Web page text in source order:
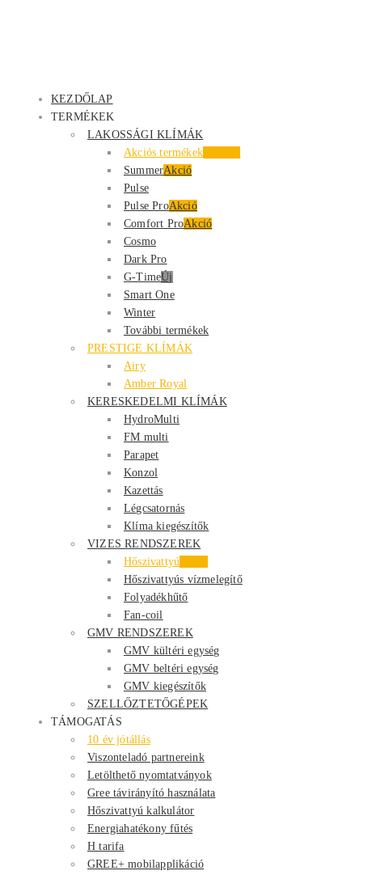
KEZDŐLAP
TERMÉKEK
LAKOSSÁGI KLÍMÁK
Akciós termékek
SummerAkció
Pulse
Pulse ProAkció
Comfort ProAkció
Cosmo
Dark Pro
G-TimeÚj
Smart One
Winter
További termékek
PRESTIGE KLÍMÁK
Airy
Amber Royal
KERESKEDELMI KLÍMÁK
HydroMulti
FM multi
Parapet
Konzol
Kazettás
Légcsatornás
Klíma kiegészítők
VIZES RENDSZEREK
Hőszivattyú
Hőszivattyús vízmelegítő
Folyadékhűtő
Fan-coil
GMV RENDSZEREK
GMV kültéri egység
GMV beltéri egység
GMV kiegészítők
SZELLŐZTETŐGÉPEK
TÁMOGATÁS
10 év jótállás
Viszonteladó partnereink
Letölthető nyomtatványok
Gree távirányító használata
Hőszivattyú kalkulátor
Energiahatékony fűtés
H tarifa
GREE+ mobilapplikáció